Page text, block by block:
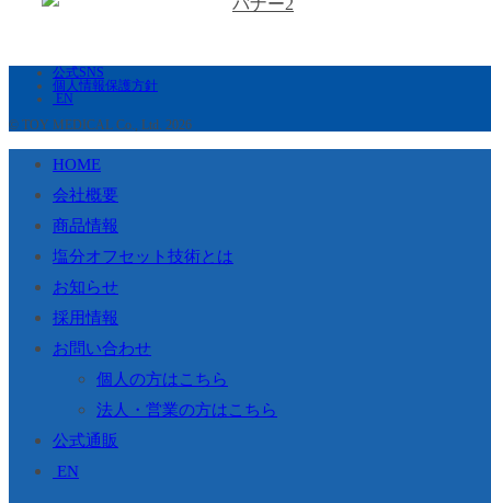
公式SNS
個人情報保護方針
EN
© TOY MEDICAL Co., Ltd. 2026
HOME
会社概要
商品情報
塩分オフセット技術とは
お知らせ
採用情報
お問い合わせ
個人の方はこちら
法人・営業の方はこちら
公式通販
EN